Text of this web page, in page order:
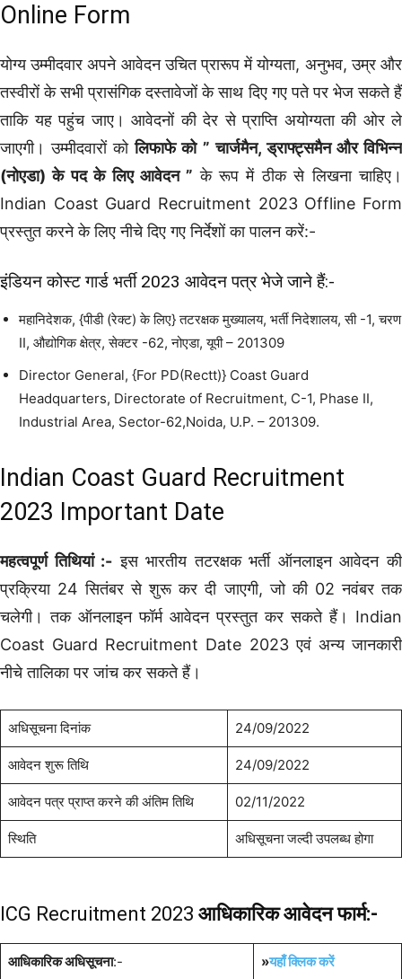
Online Form
योग्य उम्मीदवार अपने आवेदन उचित प्रारूप में योग्यता, अनुभव, उम्र और
तस्वीरों के सभी प्रासंगिक दस्तावेजों के साथ दिए गए पते पर भेज सकते हैं
ताकि यह पहुंच जाए। आवेदनों की देर से प्राप्ति अयोग्यता की ओर ले
जाएगी। उम्मीदवारों कोलिफाफे को ” चार्जमैन, ड्राफ्ट्समैन और विभिन्न
(नोएडा) के पद के लिए आवेदन ”के रूप में ठीक से लिखना चाहिए।
Indian Coast Guard Recruitment 2023 Offline Form
प्रस्तुत करने के लिए नीचे दिए गए निर्देशों का पालन करें:-
इंडियन कोस्ट गार्ड भर्ती 2023 आवेदन पत्र भेजे जाने हैं:-
महानिदेशक, {पीडी (रेक्ट) के लिए} तटरक्षक मुख्यालय, भर्ती निदेशालय, सी -1, चरण
II, औद्योगिक क्षेत्र, सेक्टर -62, नोएडा, यूपी – 201309
Director General, {For PD(Rectt)} Coast Guard
Headquarters, Directorate of Recruitment, C-1, Phase II,
Industrial Area, Sector-62,Noida, U.P. – 201309.
Indian Coast Guard Recruitment
2023 Important Date
महत्वपूर्ण तिथियां :- इस भारतीय तटरक्षक भर्ती ऑनलाइन आवेदन की
प्रक्रिया 24 सितंबर से शुरू कर दी जाएगी, जो की 02 नवंबर तक
चलेगी। तक ऑनलाइन फॉर्म आवेदन प्रस्तुत कर सकते हैं। Indian
Coast Guard Recruitment Date 2023 एवं अन्य जानकारी
नीचे तालिका पर जांच कर सकते हैं।
अधिसूचना दिनांक 24/09/2022
आवेदन शुरू तिथि 24/09/2022
आवेदन पत्र प्राप्त करने की अंतिम तिथि 02/11/2022
स्थिति अधिसूचना जल्दी उपलब्ध होगा
ICG Recruitment 2023 आधिकारिक आवेदन फार्म:-
आधिकारिक अधिसूचना:- »यहाँ क्लिक करें